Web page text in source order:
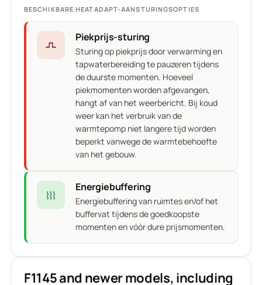
BESCHIKBARE HEATADAPT-AANSTURINGSOPTIES
Piekprijs-sturing
Sturing op piekprijs door verwarming en
tapwaterbereiding te pauzeren tijdens
de duurste momenten. Hoeveel
piekmomenten worden afgevangen,
hangt af van het weerbericht. Bij koud
weer kan het verbruik van de
warmtepomp niet langere tijd worden
beperkt vanwege de warmtebehoefte
van het gebouw.
Energiebuffering
Energiebuffering van ruimtes en/of het
buffervat tijdens de goedkoopste
momenten en vóór dure prijsmomenten.
F1145 and newer models, including